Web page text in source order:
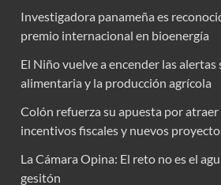
Investigadora panameña es
premio internacional en bioenergía
El Niño vuelve a encender las alertas
alimentaria y la producción agrícola
Colón refuerza su apuesta por
incentivos fiscales y nuevos
La Cámara Opina: El reto no es el
gesitón